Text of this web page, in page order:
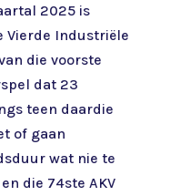
2025 is
Vierde Industriële
die voorste
dat 23
teen daardie
of gaan
wat nie te
die 74ste AKV